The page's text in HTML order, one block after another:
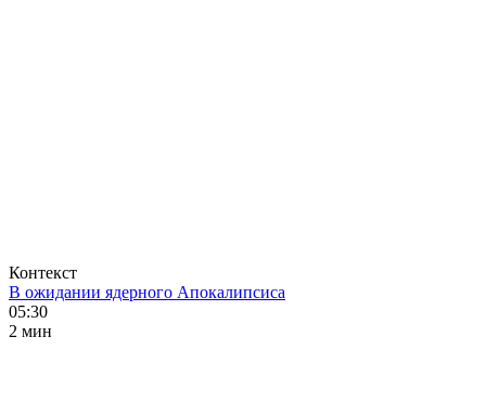
Контекст
В ожидании ядерного Апокалипсиса
05:30
2 мин